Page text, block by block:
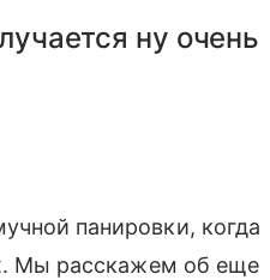
ну очень
панировки, когда
Мы расскажем об еще